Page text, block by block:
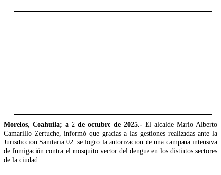
Morelos, Coahuila; a 2 de octubre de 2025.-El alcalde Mario Alberto
Camarillo Zertuche, informó que gracias a las gestiones realizadas ante la
Jurisdicción Sanitaria 02, se logró la autorización de una campaña intensiva
de fumigación contra el mosquito vector del dengue en los distintos sectores
de la ciudad.